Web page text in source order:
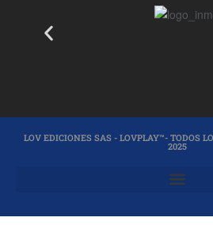
LOV EDICIONES SAS - LOVPLAY™- TODOS
2025